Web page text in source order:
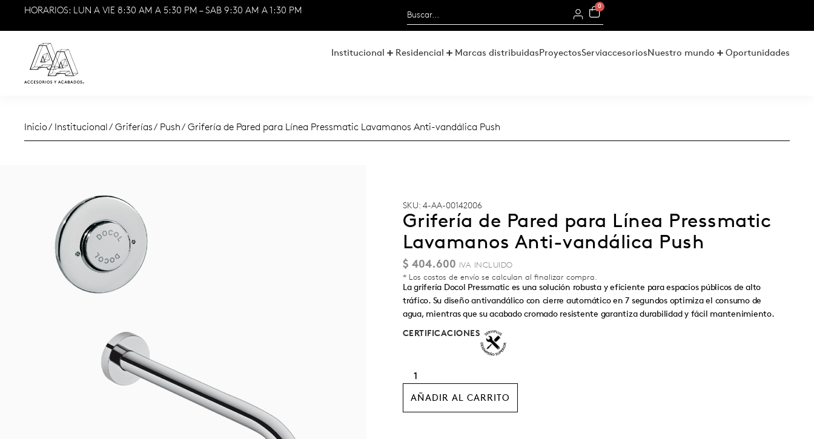
HORARIOS: LUN A VIE 8:30 AM A 5:30 PM – SAB 9:30 AM A 1:30 PM 0
Institucional Residencial Marcas distribuidasProyectosServiaccesoriosNuestro mundo Oportunidades
Inicio/ Institucional/ Griferías/ Push/ Grifería de Pared para Línea Pressmatic Lavamanos Anti-vandálica Push
SKU: 4-AA-00142006
Grifería de Pared para Línea Pressmatic
Lavamanos Anti-vandálica Push
$ 404.600
* Los costos de envío se calculan al finalizar compra.
La grifería Docol Pressmatic es una solución robusta y eficiente para espacios públicos de alto
tráfico. Su diseño antivandálico con cierre automático en 7 segundos optimiza el consumo de
agua, mientras que su acabado cromado resistente garantiza durabilidad y fácil mantenimiento.
CERTIFICACIONES
AÑADIR AL CARRITO